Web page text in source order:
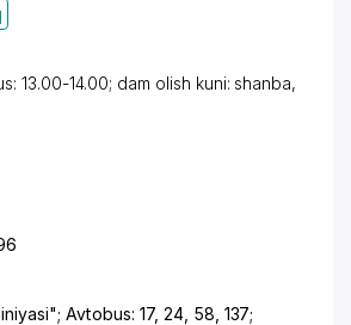
13.00-14.00; dam olish kuni: shanba,
Avtobus: 17, 24, 58, 137;